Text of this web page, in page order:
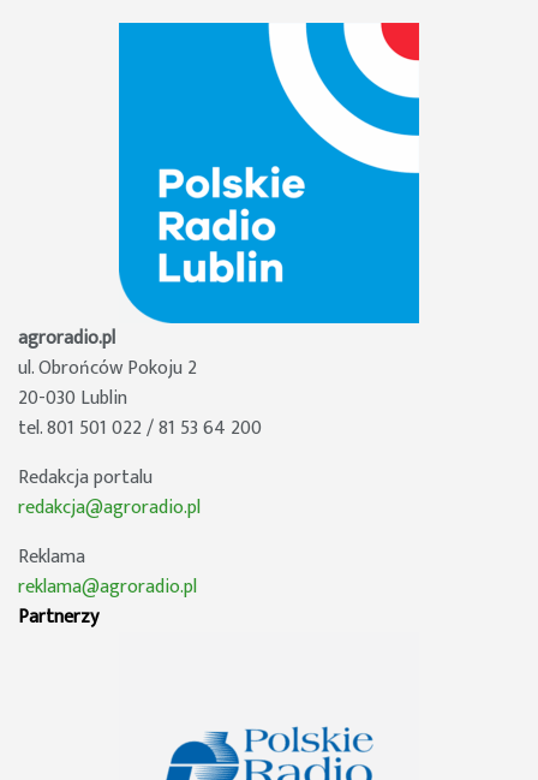
agroradio.pl
ul. Obrońców Pokoju 2
20-030 Lublin
tel. 801 501 022 / 81 53 64 200
Redakcja portalu
redakcja@agroradio.pl
Reklama
reklama@agroradio.pl
Partnerzy